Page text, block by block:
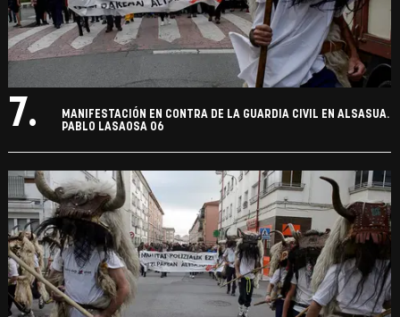
7.
MANIFESTACIÓN EN CONTRA DE LA GUARDIA CIVIL EN ALSASUA.
PABLO LASAOSA 06